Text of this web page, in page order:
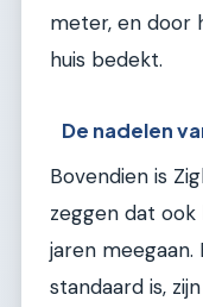
meter, en door
huis bedekt.
De nadelen
Bovendien is
zeggen dat
jaren
standaard is,